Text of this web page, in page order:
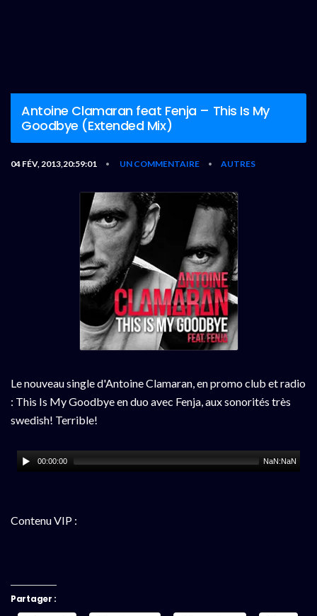
Antoine Clamaran feat Fenja – This Is My
Goodbye (Extended Mix)
04 FÉV, 2013,20:59:01 • UN COMMENTAIRE • AUTRES
Le nouveau single d'Antoine Clamaran, en promo club et radio
: This Is My Goodbye en duo avec Fenja, aux sonorités très
swedish! Terrible!
00:00:00 NaN:NaN
Contenu VIP :
Partager :